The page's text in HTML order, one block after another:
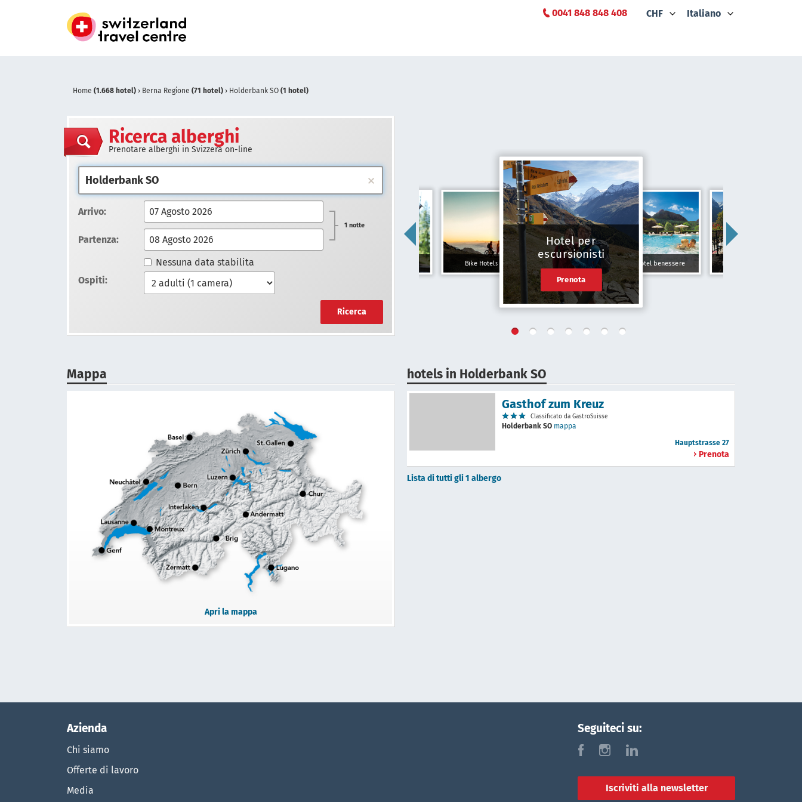
0041 848 848 408 CHF Italiano
Home (1.668 hotel) › Berna Regione (71 hotel) › Holderbank SO (1 hotel)
Ricerca alberghi
Prenotare alberghi in Svizzera on-line
Arrivo:
Partenza:
1 notte
Nessuna data stabilita
Ospiti:
Ricerca
Bike Hotels
Hotel per
escursionisti
Prenota
Hotel benessere Hotel Tipici Svizzeri
Mappa
Apri la mappa
hotels in Holderbank SO
Gasthof zum Kreuz
Classificato da GastroSuisse
Holderbank SO mappa
Hauptstrasse 27
Prenota
Lista di tutti gli 1 albergo
Azienda
Chi siamo
Offerte di lavoro
Media
Seguiteci su:
f i l
Iscriviti alla newsletter